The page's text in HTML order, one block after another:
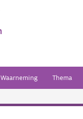
Waarneming Thema